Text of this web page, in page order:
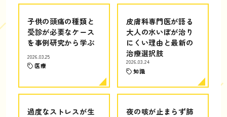
子供の頭痛の種類と
受診が必要なケース
を事例研究から学ぶ
2026.03.25
医療
皮膚科専門医が語る
大人の水いぼが治り
にくい理由と最新の
治療選択肢
2026.03.24
知識
過度なストレスが生
夜の咳が止まらず肺